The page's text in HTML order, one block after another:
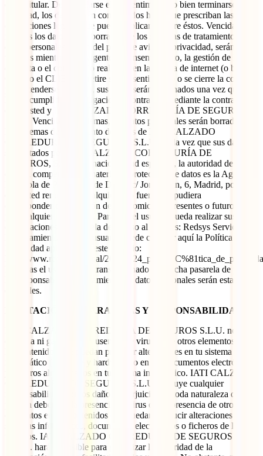
de su titular. De cancelarse el consentimiento o bien terminarse la
finalidad, los datos serán conservados hasta que prescriban las
obligaciones legales que puedan aplicarse sobre éstos. Vencidas las
mismas los datos serán borrados de los sistemas de tratamiento. Los
datos personales objeto del presente aviso de privacidad, serán
tratados mientras esté vigente el consentimiento, la gestión de la
consulta o el comentario realizado en la página de internet (o blog).
Cuando el CLIENTE retire su consentimiento o se cierre la consulta
por entenderse atendida, sus datos serán eliminados una vez que se
hayan cumplido las obligaciones contraídas mediante la contratación
entre usted y IATI CALZADO CORREDURÍA DE SEGUROS,
S.L.U. Vencidas las mismas, los datos personales serán borrados de
los sistemas de tratamiento de datos de IATI CALZADO
CORREDURÍA DE SEGUROS, S.L.U. Toda vez que sus datos
son tratados por IATI CALZADO CORREDURÍA DE
SEGUROS, S.L.U. de nacionalidad española, la autoridad de
control competente en materia de protección de datos es la Agencia
Española de Protección de Datos, c/ Jorge Juan, 6, Madrid, por lo
que usted renuncia a cualquier otro fuero que pudiera
corresponderles por razón de sus domicilios presentes o futuros o
por cualquier otra causa. Para que el usuario pueda realizar sus
contrataciones, la pasarela de acceso al pago es: Redsys Servicios de
Procesamiento, S.L. El usuario puede conocer aquí la Política de
Privacidad aplicada por este servicio:
http://www.redsys.es/legal/
Mientras el usuario esté transaccionado con dicha pasarela de pago,
los responsables del tratamiento de datos personales serán estas
entidades.
LIMITACIÓN DE GARANTÍAS Y RESPONSABILIDADES:
IATI CALZADO CORREDURÍA DE SEGUROS S.L.U. no
controla ni garantiza la ausencia de virus ni de otros elementos en
los contenidos que puedan producir alteraciones en tu sistema
informático (software y hardware) o en los documentos electrónicos
y ficheros almacenados en tu sistema informático. IATI CALZADO
CORREDURÍA DE SEGUROS S.L.U. excluye cualquier
responsabilidad por los daños y perjuicios de toda naturaleza que
puedan deberse a la presencia de virus o a la presencia de otros
elementos en los contenidos que puedan producir alteraciones en los
sistemas informáticos, documentos electrónicos o ficheros de los
usuarios. IATI CALZADO CORREDURÍA DE SEGUROS
S.L..U. hará lo posible para garantizar la seguridad de la